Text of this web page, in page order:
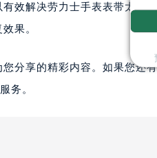
效解决劳力士手表表带太松
果。
您分享的精彩内容。如果您还
务。